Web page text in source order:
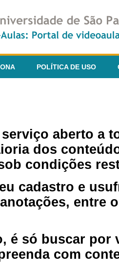
POLÍTICA DE USO
aberto a
dos
condições
cadastro e
entre
é só buscar por
com